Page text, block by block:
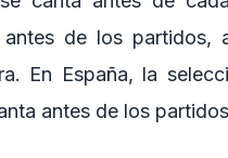
de los partidos,
En España, la
antes de los